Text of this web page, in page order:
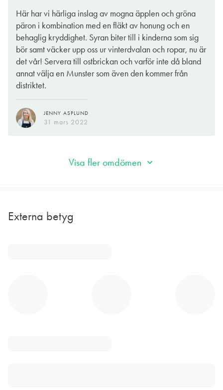
Här har vi härliga inslag av mogna äpplen och gröna
päron i kombination med en fläkt av honung och en
behaglig kryddighet. Syran biter till i kinderna som sig
bör samt väcker upp oss ur vinterdvalan och ropar, nu är
det vår! Servera till ostbrickan och varför inte då bland
annat välja en Munster som även den kommer från
distriktet.
JENNY ASPLUND
31 mars 2022
bara avnjuta som det är. Slurp!
ELIN BÖRJESSON
22 mars 2022
Visa fler omdömen
Externa betyg